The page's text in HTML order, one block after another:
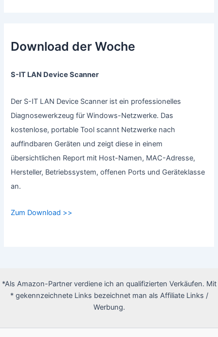
Download der Woche
S-IT LAN Device Scanner
Der S-IT LAN Device Scanner ist ein professionelles
Diagnosewerkzeug für Windows-Netzwerke. Das
kostenlose, portable Tool scannt Netzwerke nach
auffindbaren Geräten und zeigt diese in einem
übersichtlichen Report mit Host-Namen, MAC-Adresse,
Hersteller, Betriebssystem, offenen Ports und Geräteklasse
an.
Zum Download >>
*Als Amazon-Partner verdiene ich an qualifizierten Verkäufen. Mit
* gekennzeichnete Links bezeichnet man als Affiliate Links /
Werbung.